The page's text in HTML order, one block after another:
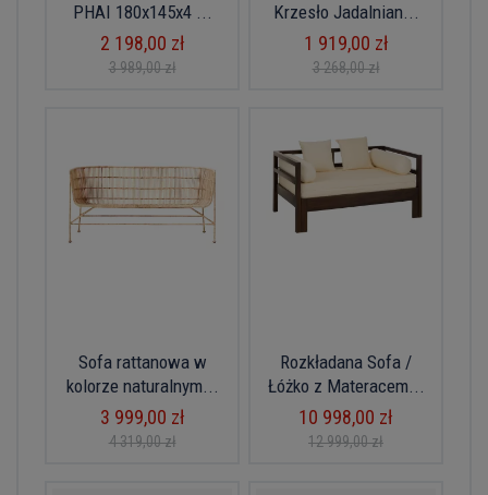
PHAI 180x145x4 ...
2 198,00 zł
3 989,00 zł
Krzesło Jadalnian...
1 919,00 zł
3 268,00 zł
Sofa rattanowa w
kolorze naturalnym...
3 999,00 zł
4 319,00 zł
Rozkładana Sofa /
Łóżko z Materacem...
10 998,00 zł
12 999,00 zł